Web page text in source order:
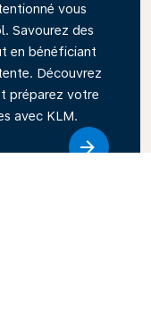
vous
Savourez des
en bénéficiant
Découvrez
préparez votre
avec KLM.